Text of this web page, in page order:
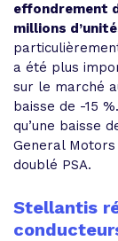
effondrement
millions
a été plus
sur le marché
baisse de -15
qu’une baisse
General
doublé PSA.
Stellantis